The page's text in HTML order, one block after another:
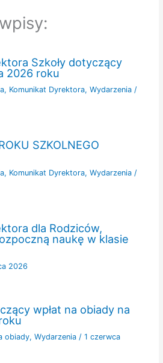
Szkoły dotyczący
2026 roku
, Komunikat Dyrektora, Wydarzenia/
SZKOLNEGO
, Komunikat Dyrektora, Wydarzenia/
dla Rodziców,
naukę w klasie
2026
wpłat na obiady na
obiady, Wydarzenia/ 1 czerwca